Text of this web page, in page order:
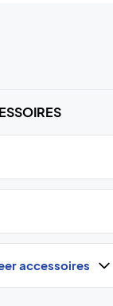
accessoires